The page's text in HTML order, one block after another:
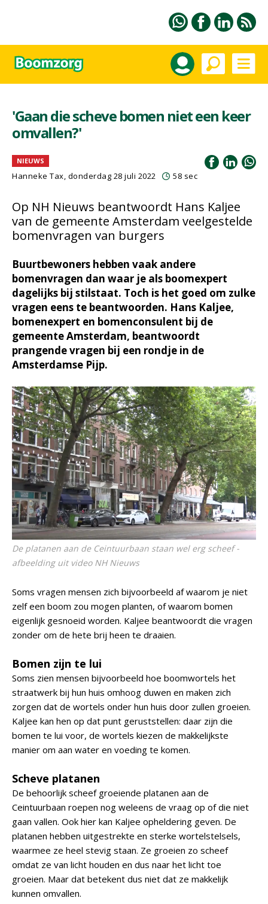
'Gaan die scheve bomen niet een keer
omvallen?'
NIEUWS
Hanneke Tax, donderdag 28 juli 2022 58 sec
Op NH Nieuws beantwoordt Hans Kaljee
van de gemeente Amsterdam veelgestelde
bomenvragen van burgers
Buurtbewoners hebben vaak andere
bomenvragen dan waar je als boomexpert
dagelijks bij stilstaat. Toch is het goed om zulke
vragen eens te beantwoorden. Hans Kaljee,
bomenexpert en bomenconsulent bij de
gemeente Amsterdam, beantwoordt
prangende vragen bij een rondje in de
Amsterdamse Pijp.
De platanen aan de Ceintuurbaan staan wel erg scheef -
afbeelding uit video NH Nieuws
Soms vragen mensen zich bijvoorbeeld af waarom je niet
zelf een boom zou mogen planten, of waarom bomen
eigenlijk gesnoeid worden. Kaljee beantwoordt die vragen
zonder om de hete brij heen te draaien.
Bomen zijn te lui
Soms zien mensen bijvoorbeeld hoe boomwortels het
straatwerk bij hun huis omhoog duwen en maken zich
zorgen dat de wortels onder hun huis door zullen groeien.
Kaljee kan hen op dat punt geruststellen: daar zijn die
bomen te lui voor, de wortels kiezen de makkelijkste
manier om aan water en voeding te komen.
Scheve platanen
De behoorlijk scheef groeiende platanen aan de
Ceintuurbaan roepen nog weleens de vraag op of die niet
gaan vallen. Ook hier kan Kaljee opheldering geven. De
platanen hebben uitgestrekte en sterke wortelstelsels,
waarmee ze heel stevig staan. Ze groeien zo scheef
omdat ze van licht houden en dus naar het licht toe
groeien. Maar dat betekent dus niet dat ze makkelijk
kunnen omvallen.